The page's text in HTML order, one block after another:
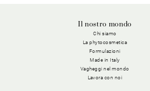
Il nostro mondo
Chi siamo
La phytocosmetica
Formulazioni
Made in Italy
Vagheggi nel mondo
Lavora con noi